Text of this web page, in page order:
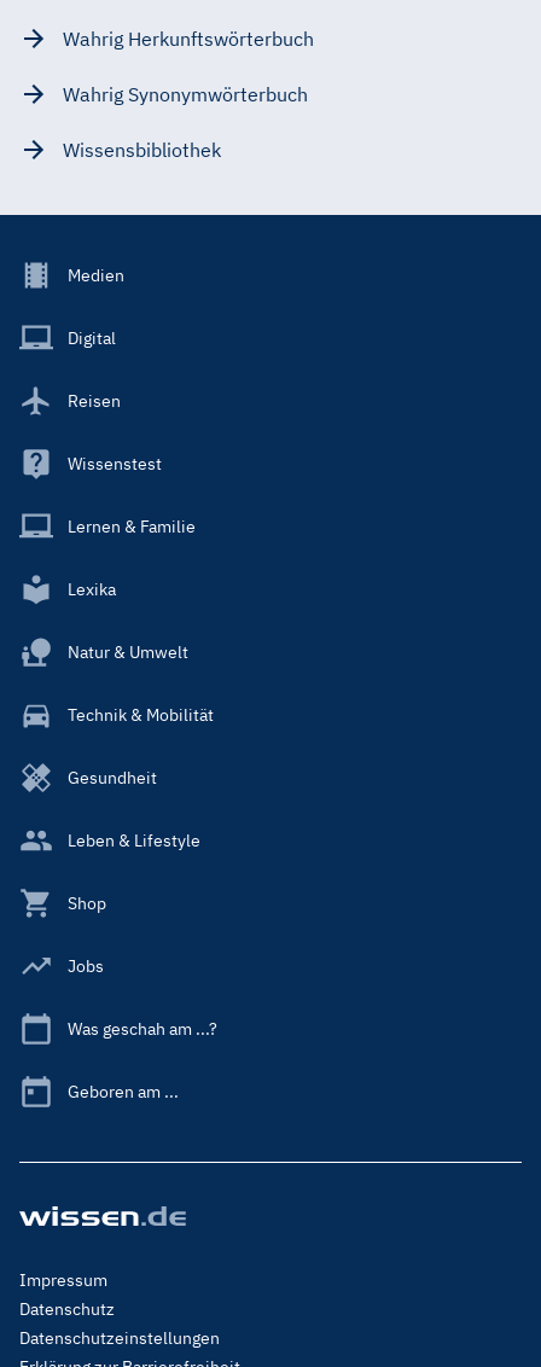
Wahrig Herkunftswörterbuch
Wahrig Synonymwörterbuch
Wissensbibliothek
Footer
Main
Medien
Digital
Reisen
Wissenstest
Lernen & Familie
Lexika
Natur & Umwelt
Technik & Mobilität
Gesundheit
Leben & Lifestyle
Shop
Jobs
Was geschah am ...?
Geboren am ...
Footer
Menu
Legal
Impressum
Datenschutz
Datenschutzeinstellungen